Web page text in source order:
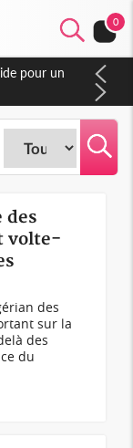
0
pour un
des
volte-
des
sur la
des
du